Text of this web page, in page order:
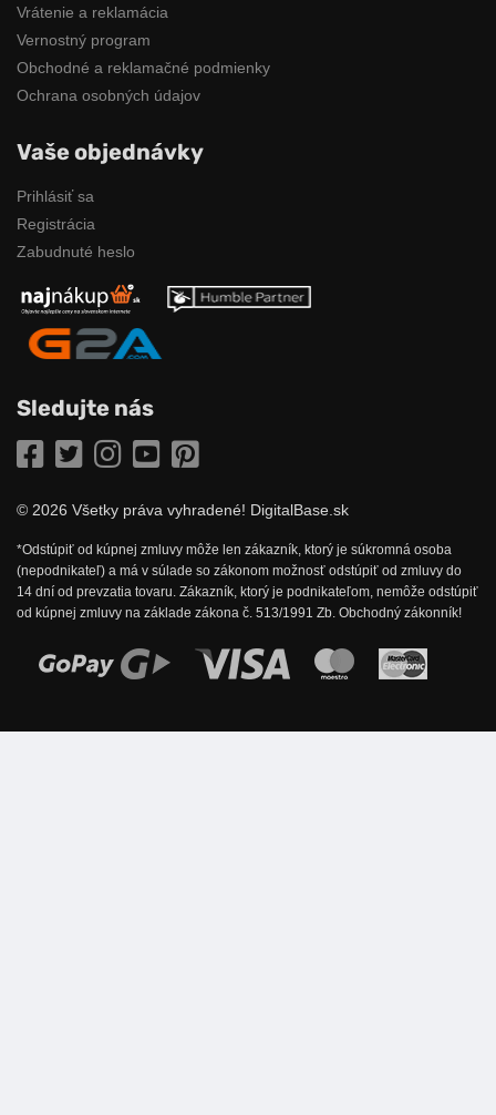
Vrátenie a reklamácia
Vernostný program
Obchodné a reklamačné podmienky
Ochrana osobných údajov
Vaše objednávky
Prihlásiť sa
Registrácia
Zabudnuté heslo
Sledujte nás
Facebook
TwitterInstagramYouTube
© 2026 Všetky práva vyhradené! DigitalBase.sk
*Odstúpiť od kúpnej zmluvy môže len zákazník, ktorý je súkromná osoba
(nepodnikateľ) a má v súlade so zákonom možnosť odstúpiť od zmluvy do
14 dní od prevzatia tovaru. Zákazník, ktorý je podnikateľom, nemôže odstúpiť
od kúpnej zmluvy na základe zákona č. 513/1991 Zb. Obchodný zákonník!
Možnosti online platby